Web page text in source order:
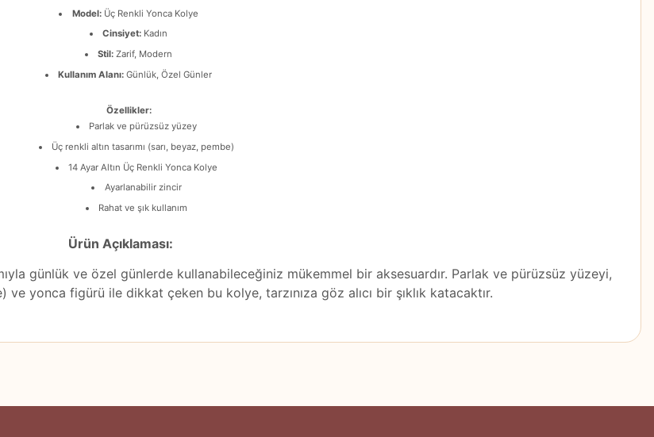
Model:Üç Renkli Yonca Kolye
Cinsiyet: Kadın
Stil: Zarif, Modern
Kullanım Alanı: Günlük, Özel Günler
Özellikler:
Parlak ve pürüzsüz yüzey
Üç renkli altın tasarımı (sarı, beyaz, pembe)
14 Ayar Altın Üç Renkli Yonca Kolye
Ayarlanabilir zincir
Rahat ve şık kullanım
Ürün Açıklaması:
günlük ve özel günlerde kullanabileceğiniz mükemmel bir aksesuardır. Parlak ve pürüzsüz yüzeyi,
ve yonca figürü ile dikkat çeken bu kolye, tarzınıza göz alıcı bir şıklık katacaktır.
Bu ürüne ilk yorumu siz yapın!
Ürün hakkında henüz soru sorulmamış.